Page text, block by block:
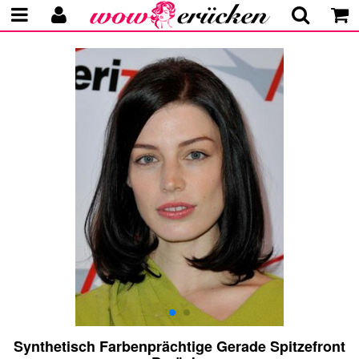
Synthetisch Farbenprächtige Gerade Spitzefront